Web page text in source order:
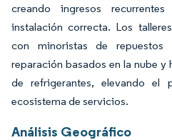
creando ingresos
instalación correcta. Los
con minoristas de repuestos
reparación basados en la nube
de refrigerantes, elevando el
ecosistema de servicios.
Análisis Geográfico